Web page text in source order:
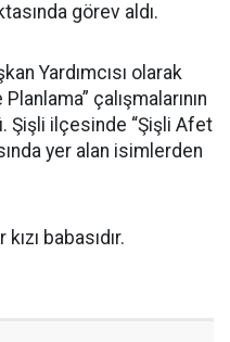
görev aldı.
Yardımcısı olarak
çalışmalarının
Şişli ilçesinde “Şişli Afet
yer alan isimlerden
babasıdır.